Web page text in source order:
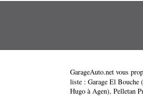
GarageAuto.net vous
liste : Garage El Bouche
Hugo à Agen), Pelletan